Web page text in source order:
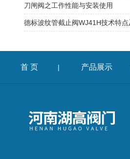
刀闸阀之工作性能与安装使用
德标波纹管截止阀WJ41H技术特
首 页 | 产品展示